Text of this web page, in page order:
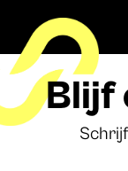
Blijf